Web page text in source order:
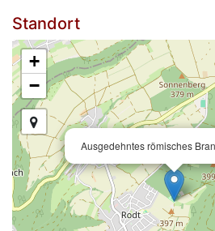
Standort
Ausgedehntes römisches
+
−